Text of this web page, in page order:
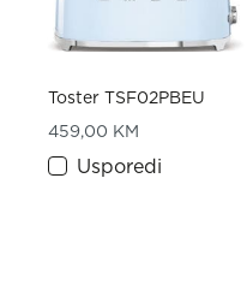
Toster TSF02PBEU
459,00 KM
Usporedi